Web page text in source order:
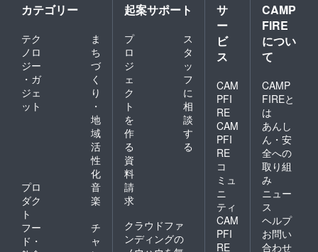
カテゴリー
テク
ノロ
ジー
・ガ
ジェ
ット
ま
ち
づ
く
り
・
地
域
活
性
化
プロ
ダク
ト
音
楽
フー
ド・
チ
ャ
起案サポート
プ
ロ
ジ
ェ
ク
ト
を
作
る
ス
タ
ッ
フ
に
相
談
す
る
資
料
請
求
クラウドファ
ンディングの
サ
ー
ビ
ス
CAM
PFI
RE
CAM
PFI
RE
コ
ミュ
ニ
ティ
CAM
PFI
RE
CAMP
FIRE
につい
て
CAMP
FIREと
は
あんし
ん・安
全への
取り組
み
ニュー
ス
ヘルプ
お問い
合わせ